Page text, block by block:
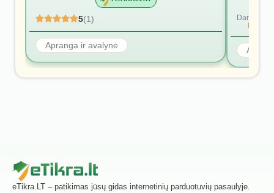
5(1)
Apranga ir avalynė
Dar nėra
eTikra.LT – patikimas jūsų gidas internetinių parduotuvių pasaulyje.